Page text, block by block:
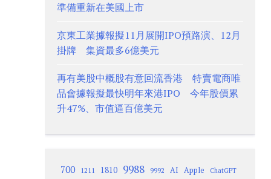
準備重新在美國上市
京東工業據報擬11月展開IPO預路演、12月
掛牌 集資最多6億美元
再有美股中概股有意回流香港 特賣電商唯
品會據報擬最快明年來港IPO 今年股價累
升47%、市值逼百億美元
700 1211 1810 9988 9992 AI Apple ChatGPT